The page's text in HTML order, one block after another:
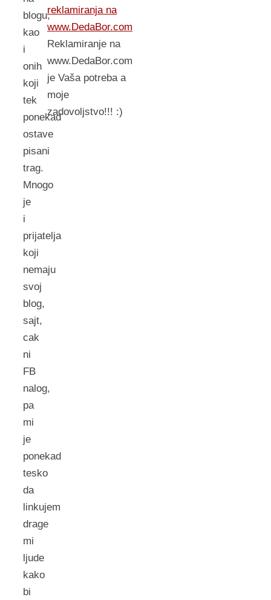
blogu,
kao
i
onih
koji
tek
ponekad
ostave
pisani
trag.
Mnogo
je
i
prijatelja
koji
nemaju
svoj
blog,
sajt,
cak
ni
FB
nalog,
pa
mi
je
ponekad
tesko
da
linkujem
drage
mi
ljude
kako
bi
reklamiranja na
www.DedaBor.com
Reklamiranje na
www.DedaBor.com
je Vaša potreba a
moje
zadovoljstvo!!! :)